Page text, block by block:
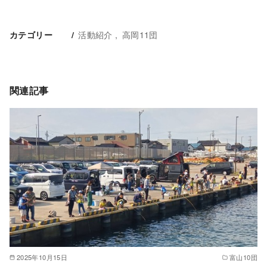
カテゴリー 活動紹介 高岡11団
関連記事
2025年10月15日 富山10団